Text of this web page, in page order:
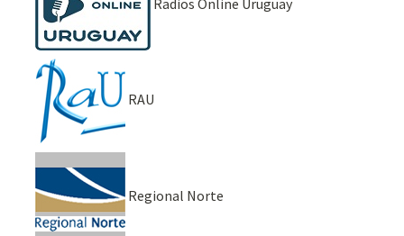
RAU
Regional Norte